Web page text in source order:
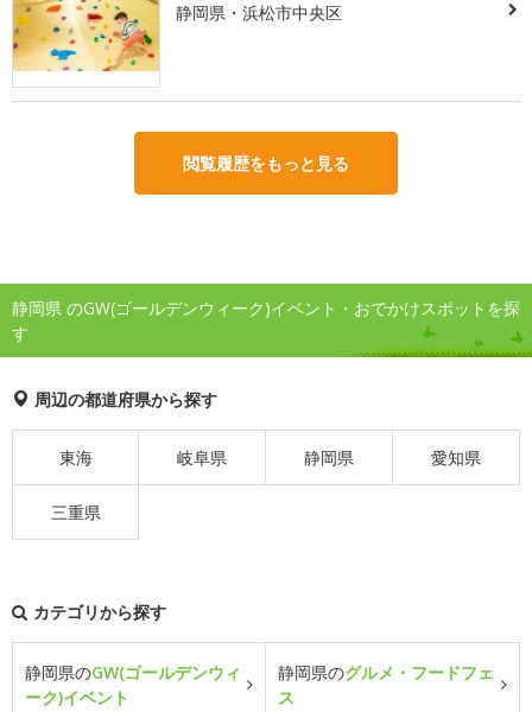
静岡県・浜松市中央区
閲覧履歴をもっと見る
静岡県 のGW(ゴールデンウィーク)イベント・おでかけスポットを探
す
周辺の都道府県から探す
東海 岐阜県 静岡県 愛知県
三重県
カテゴリから探す
静岡県のGW(ゴールデンウィ
ーク)イベント
静岡県のグルメ・フードフェ
ス